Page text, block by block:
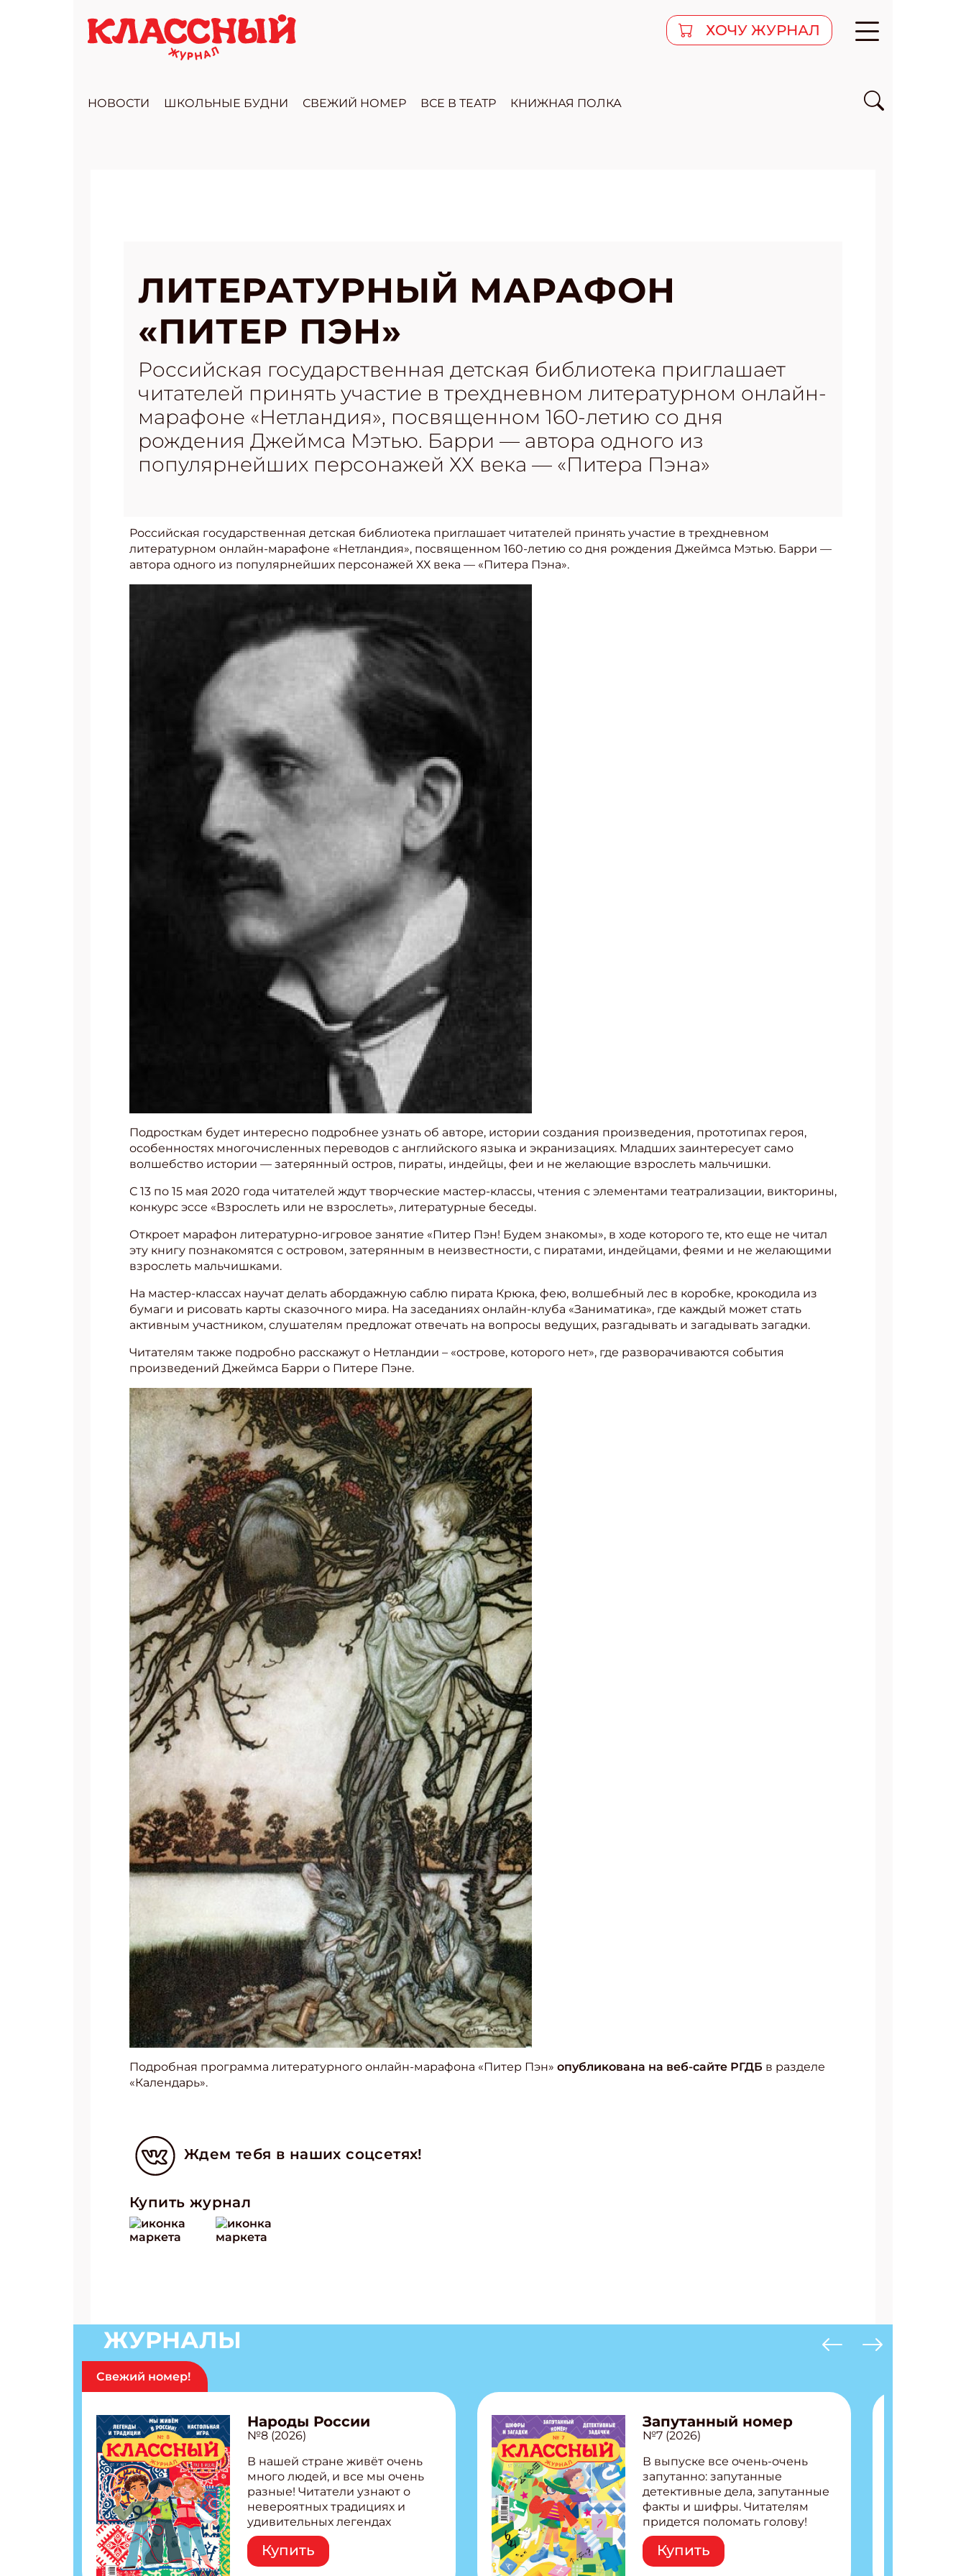
ХОЧУ ЖУРНАЛ
НОВОСТИ ШКОЛЬНЫЕ БУДНИ СВЕЖИЙ НОМЕР ВСЕ В ТЕАТР КНИЖНАЯ ПОЛКА
ЛИТЕРАТУРНЫЙ МАРАФОН
«ПИТЕР ПЭН»
Российская государственная детская библиотека приглашает
читателей принять участие в трехдневном литературном онлайн-
марафоне «Нетландия», посвященном 160-летию со дня
рождения Джеймса Мэтью. Барри — автора одного из
популярнейших персонажей ХХ века — «Питера Пэна»
Российская государственная детская библиотека приглашает читателей принять участие в трехдневном
литературном онлайн-марафоне «Нетландия», посвященном 160-летию со дня рождения Джеймса Мэтью. Барри —
автора одного из популярнейших персонажей ХХ века — «Питера Пэна».
Подросткам будет интересно подробнее узнать об авторе, истории создания произведения, прототипах героя,
особенностях многочисленных переводов с английского языка и экранизациях. Младших заинтересует само
волшебство истории — затерянный остров, пираты, индейцы, феи и не желающие взрослеть мальчишки.
С 13 по 15 мая 2020 года читателей ждут творческие мастер-классы, чтения с элементами театрализации, викторины,
конкурс эссе «Взрослеть или не взрослеть», литературные беседы.
Откроет марафон литературно-игровое занятие «Питер Пэн! Будем знакомы», в ходе которого те, кто еще не читал
эту книгу познакомятся с островом, затерянным в неизвестности, с пиратами, индейцами, феями и не желающими
взрослеть мальчишками.
На мастер-классах научат делать абордажную саблю пирата Крюка, фею, волшебный лес в коробке, крокодила из
бумаги и рисовать карты сказочного мира. На заседаниях онлайн-клуба «Заниматика», где каждый может стать
активным участником, слушателям предложат отвечать на вопросы ведущих, разгадывать и загадывать загадки.
Читателям также подробно расскажут о Нетландии – «острове, которого нет», где разворачиваются события
произведений Джеймса Барри о Питере Пэне.
Подробная программа литературного онлайн-марафона «Питер Пэн» опубликована на веб-сайте РГДБ в разделе
«Календарь».
Ждем тебя в наших соцсетях!
Купить журнал
ЖУРНАЛЫ
Свежий номер!
Народы России
№8 (2026)
В нашей стране живёт очень
много людей, и все мы очень
разные! Читатели узнают о
невероятных традициях и
удивительных легендах
народов России! Внутри:
Легенды татар, башкир и
бурятов Настольная игра
Купить
Запутанный номер
№7 (2026)
В выпуске все очень-очень
запутанно: запутанные
детективные дела, запутанные
факты и шифры. Читателям
придется поломать голову!
Внутри: Шифры и
расшифровки Плетем
запутанные поделки
Купить